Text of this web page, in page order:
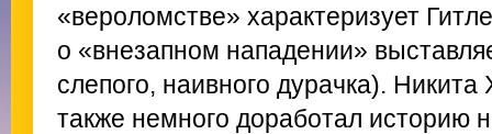
«вероломстве» характеризует
о «внезапном нападении»
слепого, наивного дурачка).
также немного доработал историю